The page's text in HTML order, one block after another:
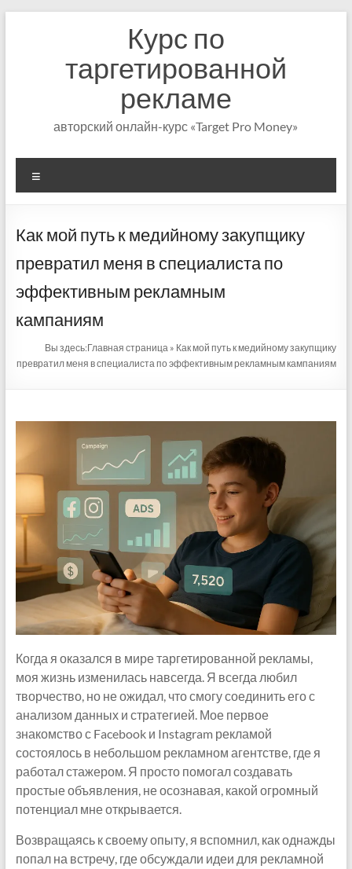
Курс по
таргетированной
рекламе
авторский онлайн-курс «Target Pro Money»
Как мой путь к медийному закупщику
превратил меня в специалиста по
эффективным рекламным
кампаниям
Вы здесь:Главная страница » Как мой путь к медийному закупщику
превратил меня в специалиста по эффективным рекламным кампаниям
Когда я оказался в мире таргетированной рекламы,
моя жизнь изменилась навсегда. Я всегда любил
творчество, но не ожидал, что смогу соединить его с
анализом данных и стратегией. Мое первое
знакомство с Facebook и Instagram рекламой
состоялось в небольшом рекламном агентстве, где я
работал стажером. Я просто помогал создавать
простые объявления, не осознавая, какой огромный
потенциал мне открывается.
Возвращаясь к своему опыту, я вспомнил, как однажды
попал на встречу, где обсуждали идеи для рекламной